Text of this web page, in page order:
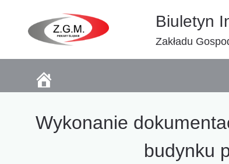
Biuletyn
Zakładu
Wykonanie
budynku